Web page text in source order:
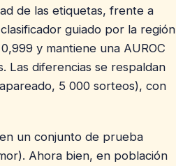
de las etiquetas, frente a
guiado por la región
y mantiene una AUROC
Las diferencias se respaldan
5 000 sorteos), con
un conjunto de prueba
Ahora bien, en población